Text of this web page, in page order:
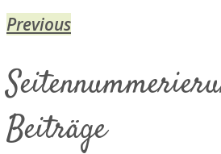
Previous
Beiträge